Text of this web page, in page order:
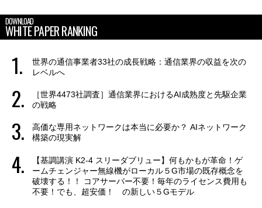
DOWNLOAD
WHITE PAPER RANKING
世界の通信事業者33社の成長戦略：通信業界の収益を次の
レベルへ
［世界4473社調査］通信業界におけるAI成熟度と先駆企業
の戦略
高価な専用ネットワークは本当に必要か？ AIネットワーク
構築の現実解
【基調講演 K2-4 スリーダブリュー】何もかもが革命！ゲ
ームチェンジャー無線機がローカル５G市場の既存概念を
破壊する！！ コアサーバー不要！毎年のライセンス費用も
不要！でも、超安価！ の新しい５Gモデル